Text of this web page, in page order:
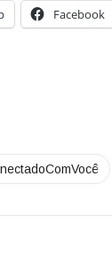
Facebook